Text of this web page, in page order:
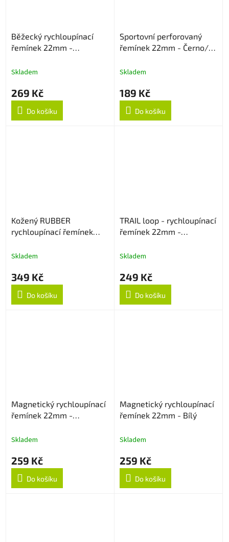
Běžecký rychloupínací
řemínek 22mm -
Skladem
269 Kč
Do košíku
Sportovní perforovaný
řemínek 22mm - Černo/
Skladem
189 Kč
Do košíku
Kožený RUBBER
rychloupínací řemínek
Skladem
349 Kč
Do košíku
TRAIL loop - rychloupínací
řemínek 22mm -
Skladem
249 Kč
Do košíku
Magnetický rychloupínací
řemínek 22mm -
Skladem
259 Kč
Do košíku
Magnetický rychloupínací
řemínek 22mm - Bílý
Skladem
259 Kč
Do košíku